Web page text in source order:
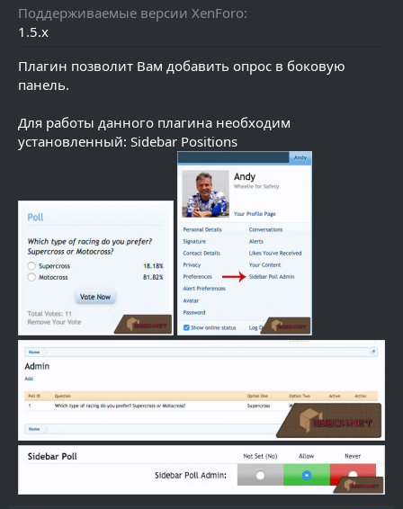
t
Поддерживаемые версии XenForo
1.5.x
Плагин позволит Вам добавить опрос в боковую
панель.
Для работы данного плагина необходим
установленный: Sidebar Positions